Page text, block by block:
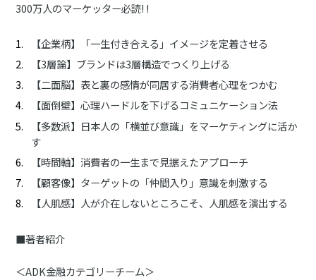
300万人のマーケッター必読! !
【企業柄】「一生付き合える」イメージを定着させる
【3層論】ブランドは3層構造でつくり上げる
【二面脳】表と裏の感情が同居する消費者心理をつかむ
【面倒壁】心理ハードルを下げるコミュニケーション法
【多数派】日本人の「横並び意識」をマーケティングに活か
す
【時間軸】消費者の一生まで見据えたアプローチ
【顧客像】ターゲットの「仲間入り」意識を刺激する
【人肌感】人が介在しないところこそ、人肌感を演出する
■著者紹介
＜ADK金融カテゴリーチーム＞